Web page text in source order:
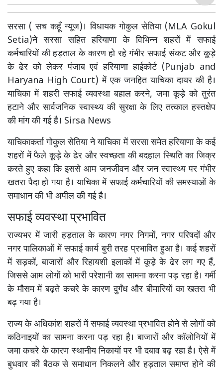
सरसा ( सच कहूँ न्यूज)। विधायक गोकुल सेतिया (MLA Gokul
Setia)ने सरसा सहित हरियाणा के विभिन्न शहरों में सफाई
कर्मचारियों की हड़ताल के कारण हो रहे गंभीर सफाई संकट और कूड़े
के ढेर को लेकर पंजाब एवं हरियाणा हाईकोर्ट (Punjab and
Haryana High Court) में एक जनहित याचिका दायर की है।
याचिका में शहरी सफाई व्यवस्था बहाल करने, जमा कूड़े को तुरंत
हटाने और सार्वजनिक स्वास्थ्य की सुरक्षा के लिए तत्काल हस्तक्षेप
की मांग की गई है। Sirsa News
याचिकाकर्ता गोकुल सेतिया ने याचिका में सरसा समेत हरियाणा के कई
शहरों में फैले कूड़े के ढेर और स्वच्छता की बदहाल स्थिति का जिक्र
करते हुए कहा कि इससे आम जनजीवन और जन स्वास्थ्य पर गंभीर
खतरा पैदा हो गया है। याचिका में सफाई कर्मचारियों की समस्याओं के
समाधान की भी अपील की गई है।
सफाई व्यवस्था प्रभावित
राज्यभर में जारी हड़ताल के कारण नगर निगमों, नगर परिषदों और
नगर पालिकाओं में सफाई कार्य बुरी तरह प्रभावित हुआ है। कई शहरों
में सड़कों, बाजारों और रिहायशी इलाकों में कूड़े के ढेर लग गए हैं,
जिससे आम लोगों को भारी परेशानी का सामना करना पड़ रहा है। गर्मी
के मौसम में बढ़ते कचरे के कारण दुर्गंध और बीमारियों का खतरा भी
बढ़ गया है।
राज्य के अधिकांश शहरों में सफाई व्यवस्था प्रभावित होने से लोगों को
कठिनाइयों का सामना करना पड़ रहा है। बाजारों और कॉलोनियों में
जमा कचरे के कारण स्थानीय निकायों पर भी दबाव बढ़ रहा है। ऐसे में
बुधवार की बैठक से समाधान निकलने और हड़ताल समाप्त होने की